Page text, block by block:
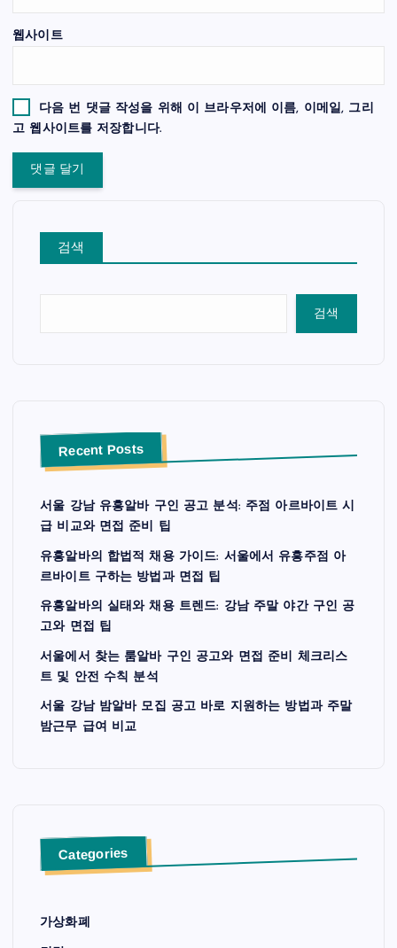
웹사이트
다음 번 댓글 작성을 위해 이 브라우저에 이름, 이메일, 그리
고 웹사이트를 저장합니다.
검색
검색
Recent Posts
서울 강남 유흥알바 구인 공고 분석: 주점 아르바이트 시
급 비교와 면접 준비 팁
유흥알바의 합법적 채용 가이드: 서울에서 유흥주점 아
르바이트 구하는 방법과 면접 팁
유흥알바의 실태와 채용 트렌드: 강남 주말 야간 구인 공
고와 면접 팁
서울에서 찾는 룸알바 구인 공고와 면접 준비 체크리스
트 및 안전 수칙 분석
서울 강남 밤알바 모집 공고 바로 지원하는 방법과 주말
밤근무 급여 비교
Categories
가상화폐